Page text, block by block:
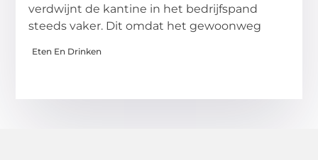
verdwijnt de kantine in het bedrijfspand
steeds vaker. Dit omdat het gewoonweg
Eten En Drinken